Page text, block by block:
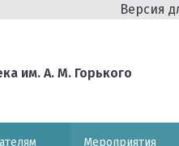
Версия
им. А. М. Горького
Мероприятия